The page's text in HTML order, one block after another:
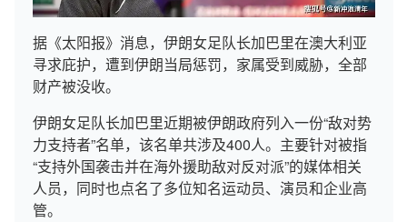
据《太阳报》消息，伊朗女足队长加巴里在澳大利亚
寻求庇护，遭到伊朗当局惩罚，家属受到威胁，全部
财产被没收。
伊朗女足队长加巴里近期被伊朗政府列入一份“敌对势
力支持者”名单，该名单共涉及400人。主要针对被指
“支持外国袭击并在海外援助敌对反对派”的媒体相关
人员，同时也点名了多位知名运动员、演员和企业高
管。